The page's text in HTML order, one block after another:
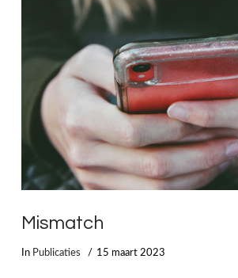
Mismatch
In Publicaties 15 maart 2023